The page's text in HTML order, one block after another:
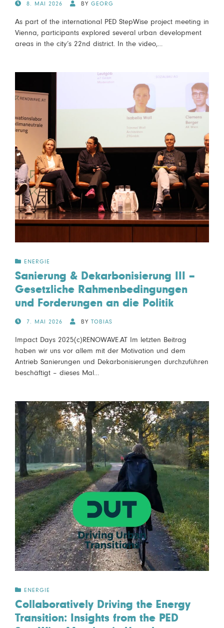
POSTED8. MAI 2026 BY GEORG
As part of the international PED StepWise project meeting in
Vienna, participants explored several urban development
areas in the city’s 22nd district. In the video,…
ENERGIE
Sanierung & Dekarbonisierung III –
Gesetzliche Rahmenbedingungen
und Forderungen an die Politik
POSTED7. MAI 2026 BY TOBIAS
Impact Days 2025(c)RENOWAVE.AT Im letzten Beitrag
haben wir uns vor allem mit der Motivation und dem
Antrieb Sanierungen und Dekarbonisierungen durchzuführen
beschäftigt – dieses Mal…
ENERGIE
Collaboratively Driving the Energy
Transition: Insights from the PED